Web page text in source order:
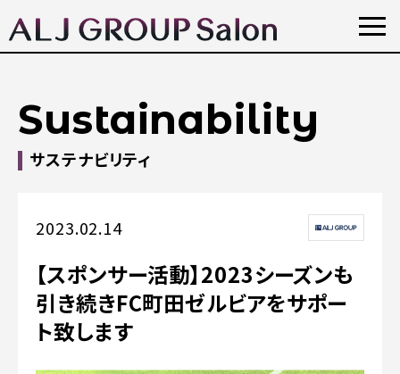
Sustainability
サステナビリティ
2023.02.14
【スポンサー活動】2023シーズンも
引き続きFC町田ゼルビアをサポー
ト致します